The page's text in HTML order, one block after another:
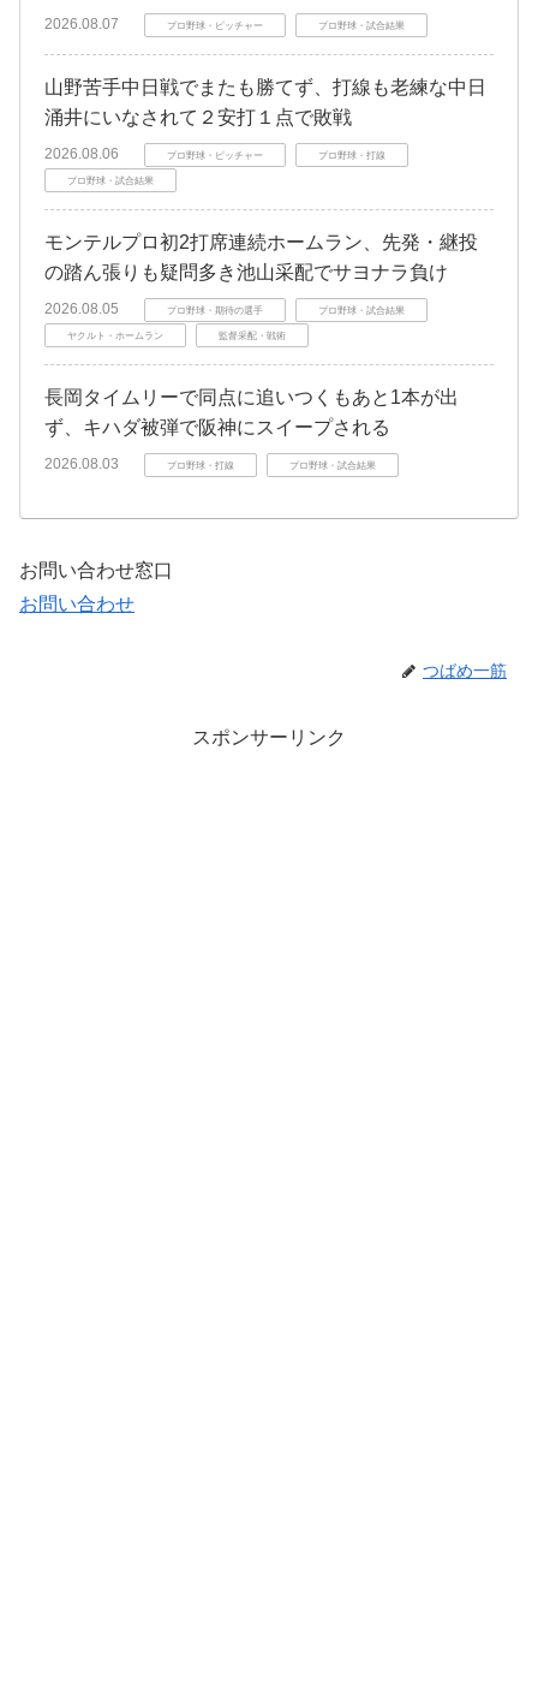
2026.08.07 プロ野球・ピッチャー プロ野球・試合結果
山野苦手中日戦でまたも勝てず、打線も老練な中日
涌井にいなされて２安打１点で敗戦
2026.08.06 プロ野球・ピッチャー プロ野球・打線
プロ野球・試合結果
モンテルプロ初2打席連続ホームラン、先発・継投
の踏ん張りも疑問多き池山采配でサヨナラ負け
2026.08.05 プロ野球・期待の選手 プロ野球・試合結果
ヤクルト・ホームラン 監督采配・戦術
長岡タイムリーで同点に追いつくもあと1本が出
ず、キハダ被弾で阪神にスイープされる
2026.08.03 プロ野球・打線 プロ野球・試合結果
お問い合わせ窓口
お問い合わせ
つばめ一筋
スポンサーリンク